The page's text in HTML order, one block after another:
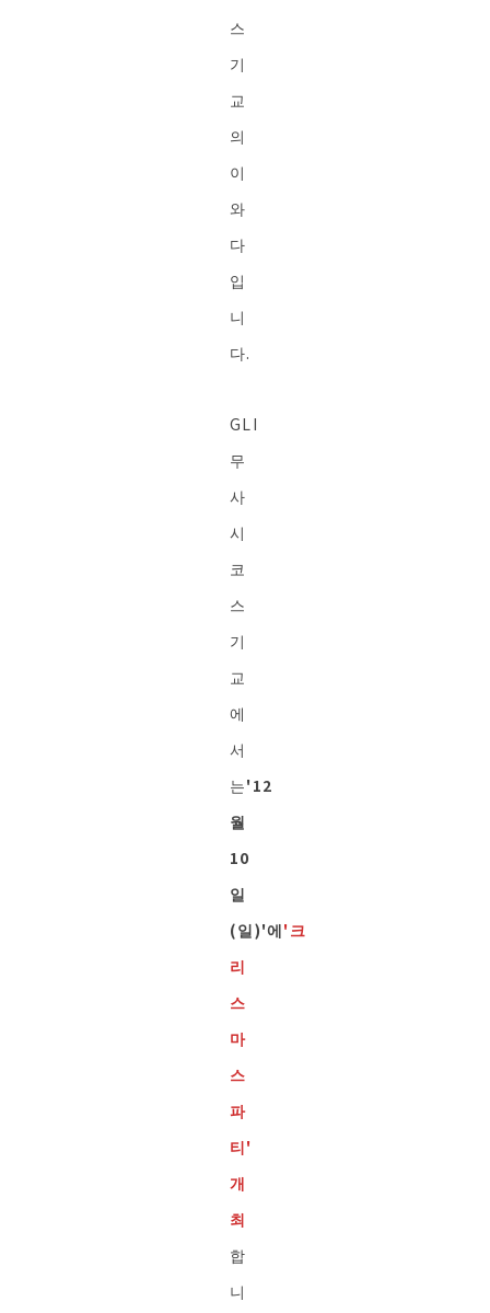
스
기
교
의
이
와
다
입
니
다.
GLI
무
사
시
코
스
기
교
에
서
는'12
월
10
일
(일)'에'크
리
스
마
스
파
티'
개
최
합
니